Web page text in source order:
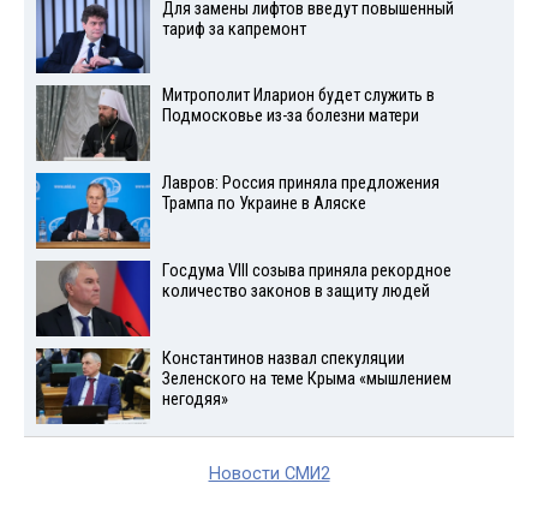
Для замены лифтов введут повышенный
тариф за капремонт
Митрополит Иларион будет служить в
Подмосковье из-за болезни матери
Лавров: Россия приняла предложения
Трампа по Украине в Аляске
Госдума VIII созыва приняла рекордное
количество законов в защиту людей
Константинов назвал спекуляции
Зеленского на теме Крыма «мышлением
негодяя»
Новости СМИ2